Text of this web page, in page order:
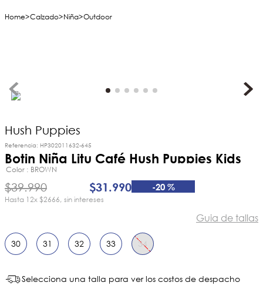
Calzado Niña Outdoor
Hush Puppies
Referencia: HP302011632-645
Botin Niña Litu Café Hush Puppies Kids
Color BROWN
$39.990 $31.990 -20 %
12x$2666 sin intereses
Guia de tallas
30 31 32 33 34
Selecciona una talla para ver los costos de despacho